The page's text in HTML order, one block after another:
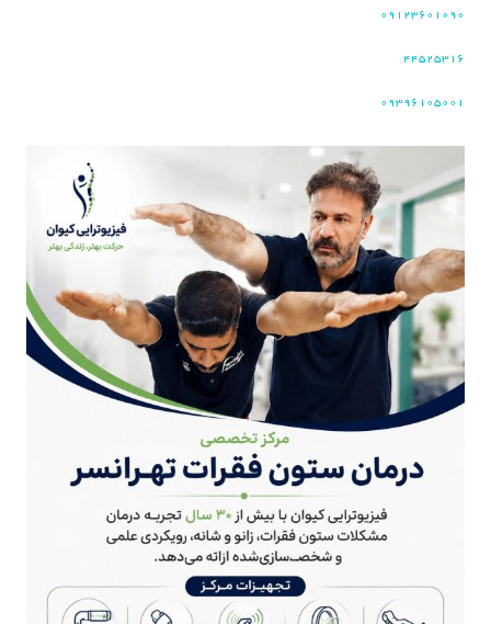
۰۹۱۲۳۶۰۱۰۹۰
۴۴۵۲۵۳۱۶
۰۹۳۹۶۱۰۵۰۰۱